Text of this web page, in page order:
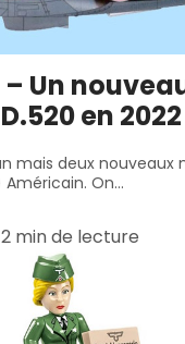
– Un
en 2022
mais deux nouveaux
On...
min de lecture